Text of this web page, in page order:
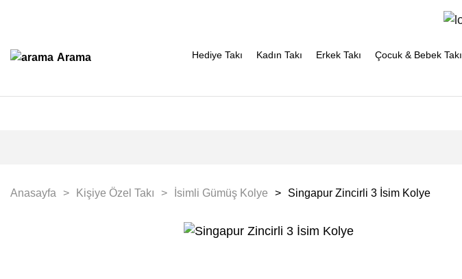
Arama Hediye Takı Kadın Takı Erkek Takı Çocuk & Bebek Takı
Anasayfa Kişiye Özel Takı İsimli Gümüş Kolye Singapur Zincirli 3 İsim Kolye